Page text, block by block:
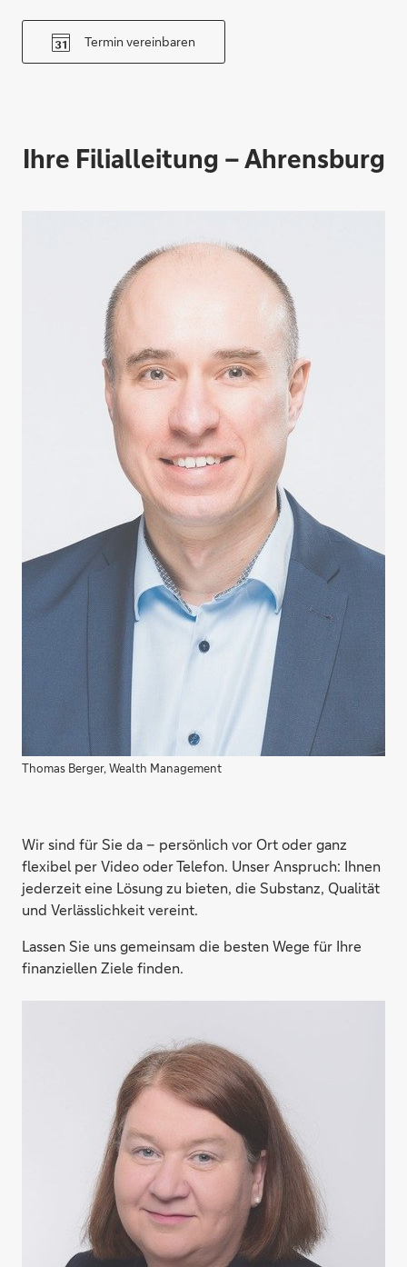
Termin vereinbaren
Ihre Filialleitung – Ahrensburg
Thomas Berger, Wealth Management
Wir sind für Sie da – persönlich vor Ort oder ganz
flexibel per Video oder Telefon. Unser Anspruch: Ihnen
jederzeit eine Lösung zu bieten, die Substanz, Qualität
und Verlässlichkeit vereint.
Lassen Sie uns gemeinsam die besten Wege für Ihre
finanziellen Ziele finden.